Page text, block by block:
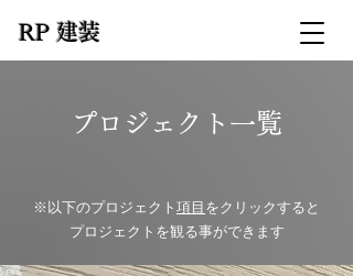
​RP 建装
プロジェクト一覧
※以下のプロジェクト 項目 をクリックすると
​プロジェクトを観る事ができます